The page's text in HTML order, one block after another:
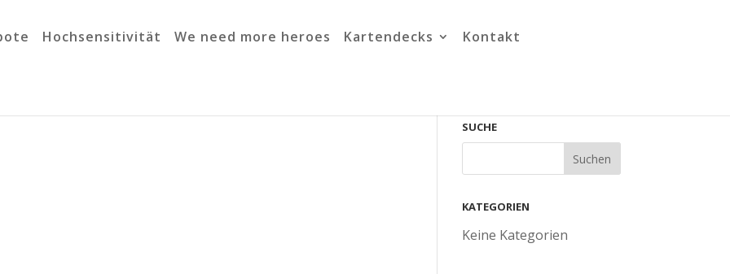
Hochsensitivität We need more heroes Kartendecks Kontakt
SUCHE
KATEGORIEN
Keine Kategorien